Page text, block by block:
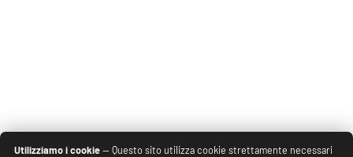
Utilizziamo i cookie— Questo sito utilizza cookie strettamente necessari